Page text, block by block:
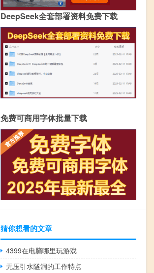
DeepSeek全套部署资料免费下载
免费可商用字体批量下载
猜你想看的文章
4399在电脑哪里玩游戏
无压引水隧洞的工作特点